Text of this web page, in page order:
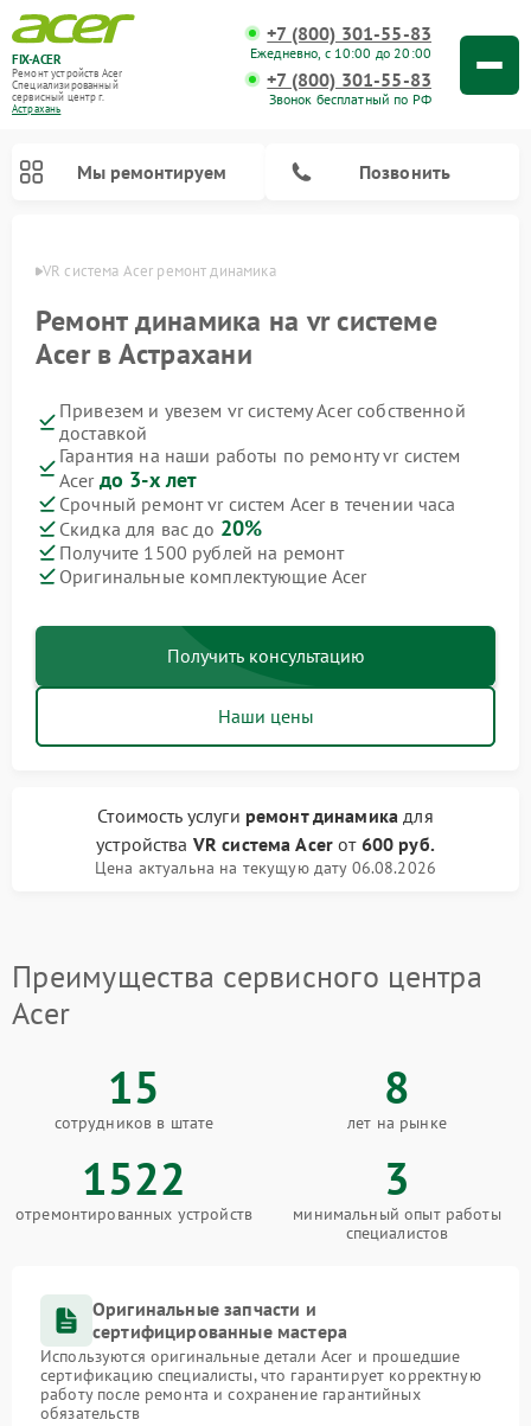
FIX-ACER
Ремонт устройств Acer
Специализированный
cервисный центр г.
Астрахань
+7 (800) 301-55-83
Ежедневно, с 10:00 до 20:00
+7 (800) 301-55-83
Звонок бесплатный по РФ
Мы ремонтируем Позвонить
VR система Acer ремонт динамика
Ремонт динамика на vr системе
Acer в Астрахани
Привезем и увезем vr систему Acer собственной
доставкой
Гарантия на наши работы по ремонту vr систем
Acer до 3-х лет
Срочный ремонт vr систем Acer в течении часа
Скидка для вас до 20%
Получите 1500 рублей на ремонт
Оригинальные комплектующие Acer
Получить консультацию
Наши цены
Стоимость услуги ремонт динамика для
устройства VR система Acer от 600 руб.
Цена актуальна на текущую дату 06.08.2026
Преимущества сервисного центра
Acer
15
сотрудников в штате
8
лет на рынке
1522
отремонтированных устройств
3
минимальный опыт работы
специалистов
Оригинальные запчасти и
сертифицированные мастера
Используются оригинальные детали Acer и прошедшие
сертификацию специалисты, что гарантирует корректную
работу после ремонта и сохранение гарантийных
обязательств